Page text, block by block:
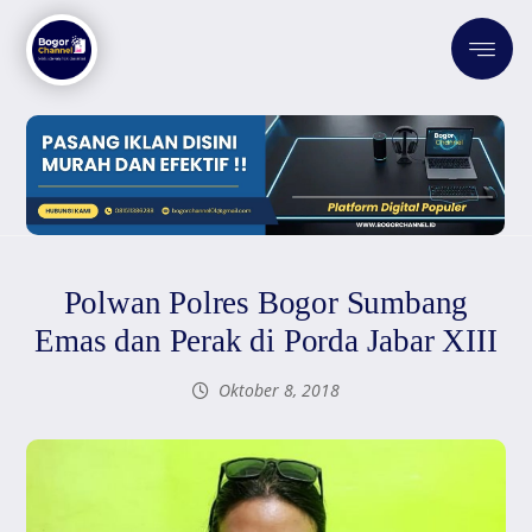
Polwan Polres Bogor Sumbang
Emas dan Perak di Porda Jabar XIII
Oktober 8, 2018